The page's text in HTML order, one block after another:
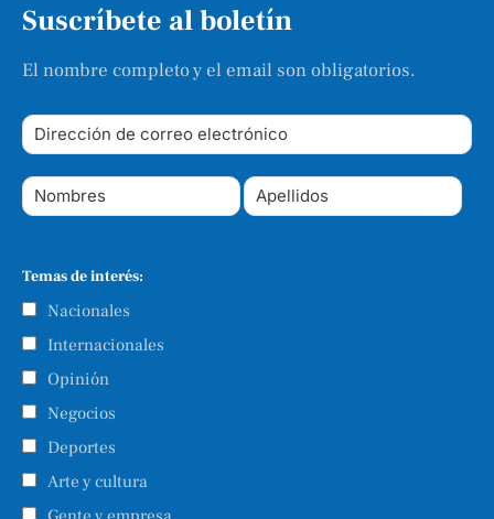
Suscríbete al boletín
El nombre completo y el email son obligatorios.
Temas de interés:
Nacionales
Internacionales
Opinión
Negocios
Deportes
Arte y cultura